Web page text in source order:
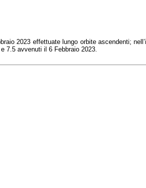
2023 effettuate lungo orbite ascendenti;
7.5 avvenuti il 6 Febbraio 2023.